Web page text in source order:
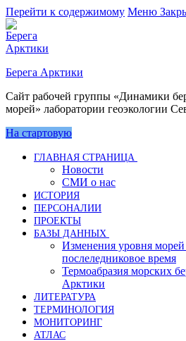
Перейти к содержимому Меню
Берега Арктики
Сайт рабочей группы «Динамики
морей» лаборатории геоэкологии
На стартовую
ГЛАВНАЯ СТРАНИЦА
Новости
СМИ о нас
ИСТОРИЯ
ПЕРСОНАЛИИ
ПРОЕКТЫ
БАЗЫ ДАННЫХ
Изменения уровня
послеледниковое время
Термоабразия морских
Арктики
ЛИТЕРАТУРА
ТЕРМИНОЛОГИЯ
МОНИТОРИНГ
АТЛАС